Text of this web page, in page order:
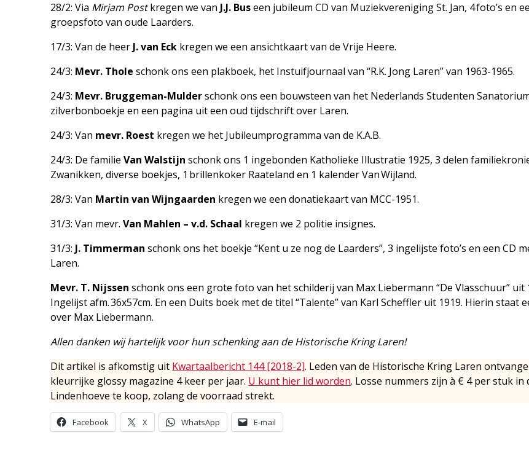
28/2: Via Mirjam Postkregen we van J.J. Buseen jubileum CD van Muziekvereniging St. Jan, 4 foto’s en
groepsfoto van oude Laarders.
17/3: Van de heer J. van Eck kregen we een ansichtkaart van de Vrije Heere.
24/3: Mevr. Thole schonk ons een plakboek, het Instuifjournaal van “R.K. Jong Laren” van 1963-1965.
24/3: Mevr. Bruggeman-Mulderschonk ons een bouwsteen van het Nederlands Studenten
zilverbonboekje en een pagina uit een oud tijdschrift over Laren.
24/3: Van mevr. Roest kregen we het Jubileumprogramma van de K.A.B.
24/3: De familieVan Walstijn schonk ons 1 ingebonden Katholieke Illustratie 1925, 3 delen
Zwanikken, diverse boekjes, 1 brillenkoker Raateland en 1 kalender Van Wijland.
28/3: Van Martin van Wijngaarden kregen we een donatiekaart van MCC-1951.
31/3: Van mevr.Van Mahlen – v.d. Schaal kregen we 2 politie insignes.
31/3: J. Timmerman schonk ons het boekje “Kent u ze nog de Laarders”, 3 ingelijste foto’s en een CD
Laren.
Mevr. T. Nijssen schonk ons een grote foto van het schilderij van Max Liebermann “De Vlasschuur” uit
Ingelijst afm. 36x57cm. En een Duits boek met de titel “Talente” van Karl Scheffler uit 1919. Hierin staat
over Max Liebermann.
Allen danken wij hartelijk voor hun schenking aan de Historische Kring Laren!
Dit artikel is afkomstig uit Kwartaalbericht 144 [2018-2]. Leden van de Historische Kring Laren
kleurrijke glossy magazine 4 keer per jaar. U kunt hier lid worden. Losse nummers zijn à € 4 per stuk in
Lindenhoeve te koop, zolang de voorraad strekt.
Facebook X WhatsApp E-mail